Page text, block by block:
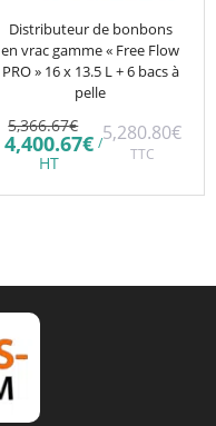
Distributeur de bonbons
en vrac gamme « Free Flow
PRO » 16 x 13.5 L + 6 bacs à
pelle
5,366.67€ Le
prix
initial
5,366.67€.
4,400.67€Le
est :
HT
/5,280.80€
TTC